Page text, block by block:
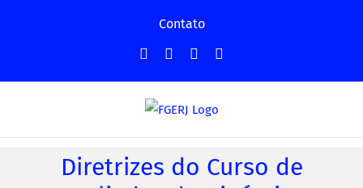
conteúdo
Contato
FacebookInstagramYouTube
Grupo
Diretrizes do Curso de